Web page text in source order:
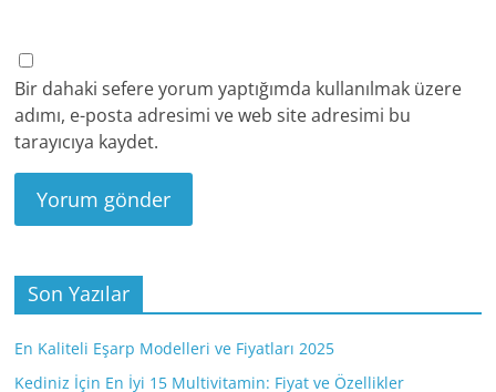
Bir dahaki sefere yorum yaptığımda kullanılmak üzere
adımı, e-posta adresimi ve web site adresimi bu
tarayıcıya kaydet.
Son Yazılar
En Kaliteli Eşarp Modelleri ve Fiyatları 2025
Kediniz İçin En İyi 15 Multivitamin: Fiyat ve Özellikler